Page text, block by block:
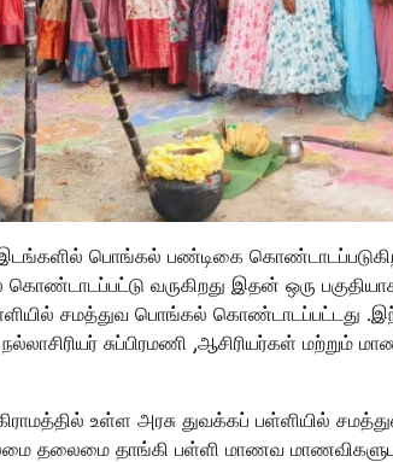
இடங்களில் பொங்கல் பண்டிகை
வருகிறது இதன் ஒரு பகுதியாக
சமத்துவ பொங்கல் கொண்டாடப்பட்டது
சுப்பிரமணி ,ஆசிரியர்கள்
உள்ள அரசு துவக்கப் பள்ளியில்
தலைமை தாங்கி பள்ளி மாணவ